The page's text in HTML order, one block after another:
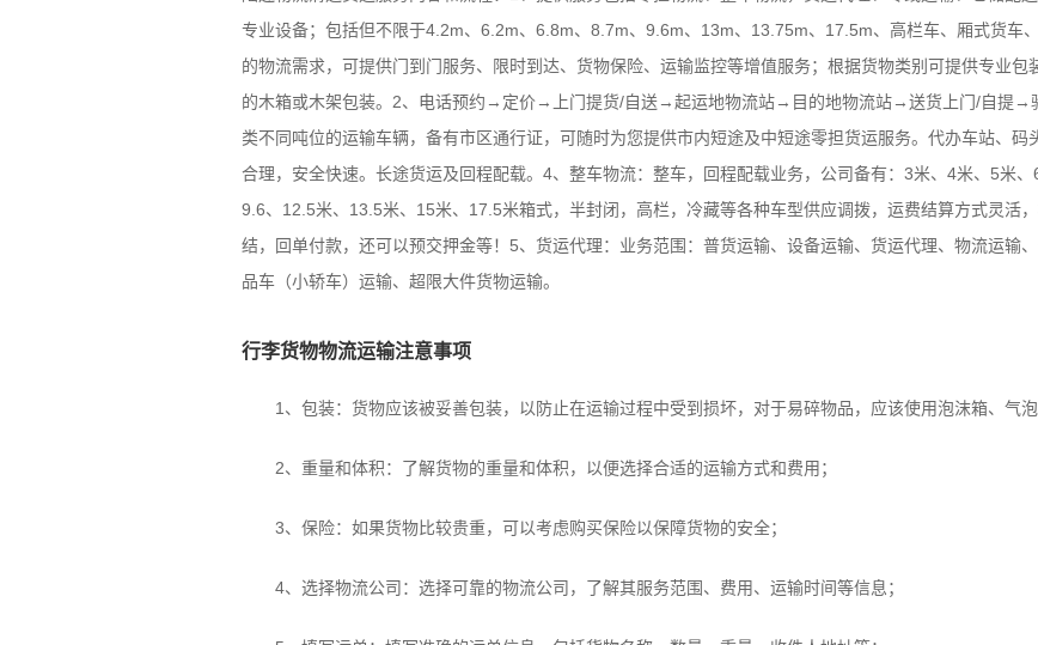
专业设备；包括但不限于4.2m、6.2m、6.8m、8.7m、9.6m、13m、13.75m、17.5m、高栏车、厢式货车
的物流需求，可提供门到门服务、限时到达、货物保险、运输监控等增值服务；根据货物类别可提供专业包
的木箱或木架包装。2、电话预约→定价→上门提货/自送→起运地物流站→目的地物流站→送货上门/自提→
类不同吨位的运输车辆，备有市区通行证，可随时为您提供市内短途及中短途零担货运服务。代办车站、码
合理，安全快速。长途货运及回程配载。4、整车物流：整车，回程配载业务，公司备有：3米、4米、5米、
9.6、12.5米、13.5米、15米、17.5米箱式，半封闭，高栏，冷藏等各种车型供应调拨，运费结算方式灵活
结，回单付款，还可以预交押金等！5、货运代理：业务范围：普货运输、设备运输、货运代理、物流运输
品车（小轿车）运输、超限大件货物运输。
行李货物物流运输注意事项
1、包装：货物应该被妥善包装，以防止在运输过程中受到损坏，对于易碎物品，应该使用泡沫箱、气泡
2、重量和体积：了解货物的重量和体积，以便选择合适的运输方式和费用；
3、保险：如果货物比较贵重，可以考虑购买保险以保障货物的安全；
4、选择物流公司：选择可靠的物流公司，了解其服务范围、费用、运输时间等信息；